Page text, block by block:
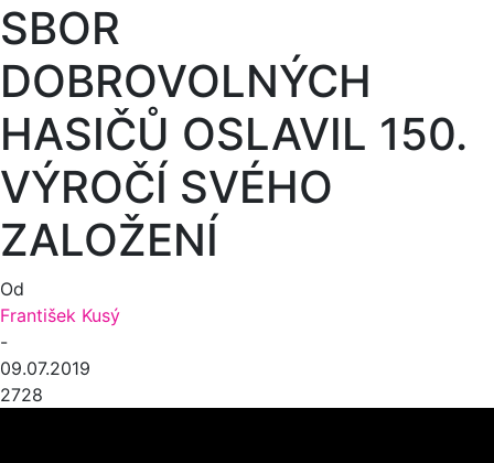
SBOR
DOBROVOLNÝCH
HASIČŮ OSLAVIL 150.
VÝROČÍ SVÉHO
ZALOŽENÍ
Od
František Kusý
-
09.07.2019
2728